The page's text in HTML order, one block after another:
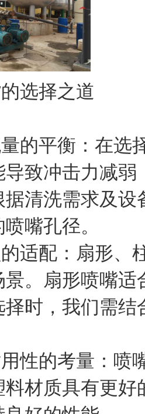
选择之道
的平衡：在选
导致冲击力减
清洗需求及
嘴孔径。
适配：扇形
景。扇形喷嘴
时，我们需
性的考量：喷
材质具有更